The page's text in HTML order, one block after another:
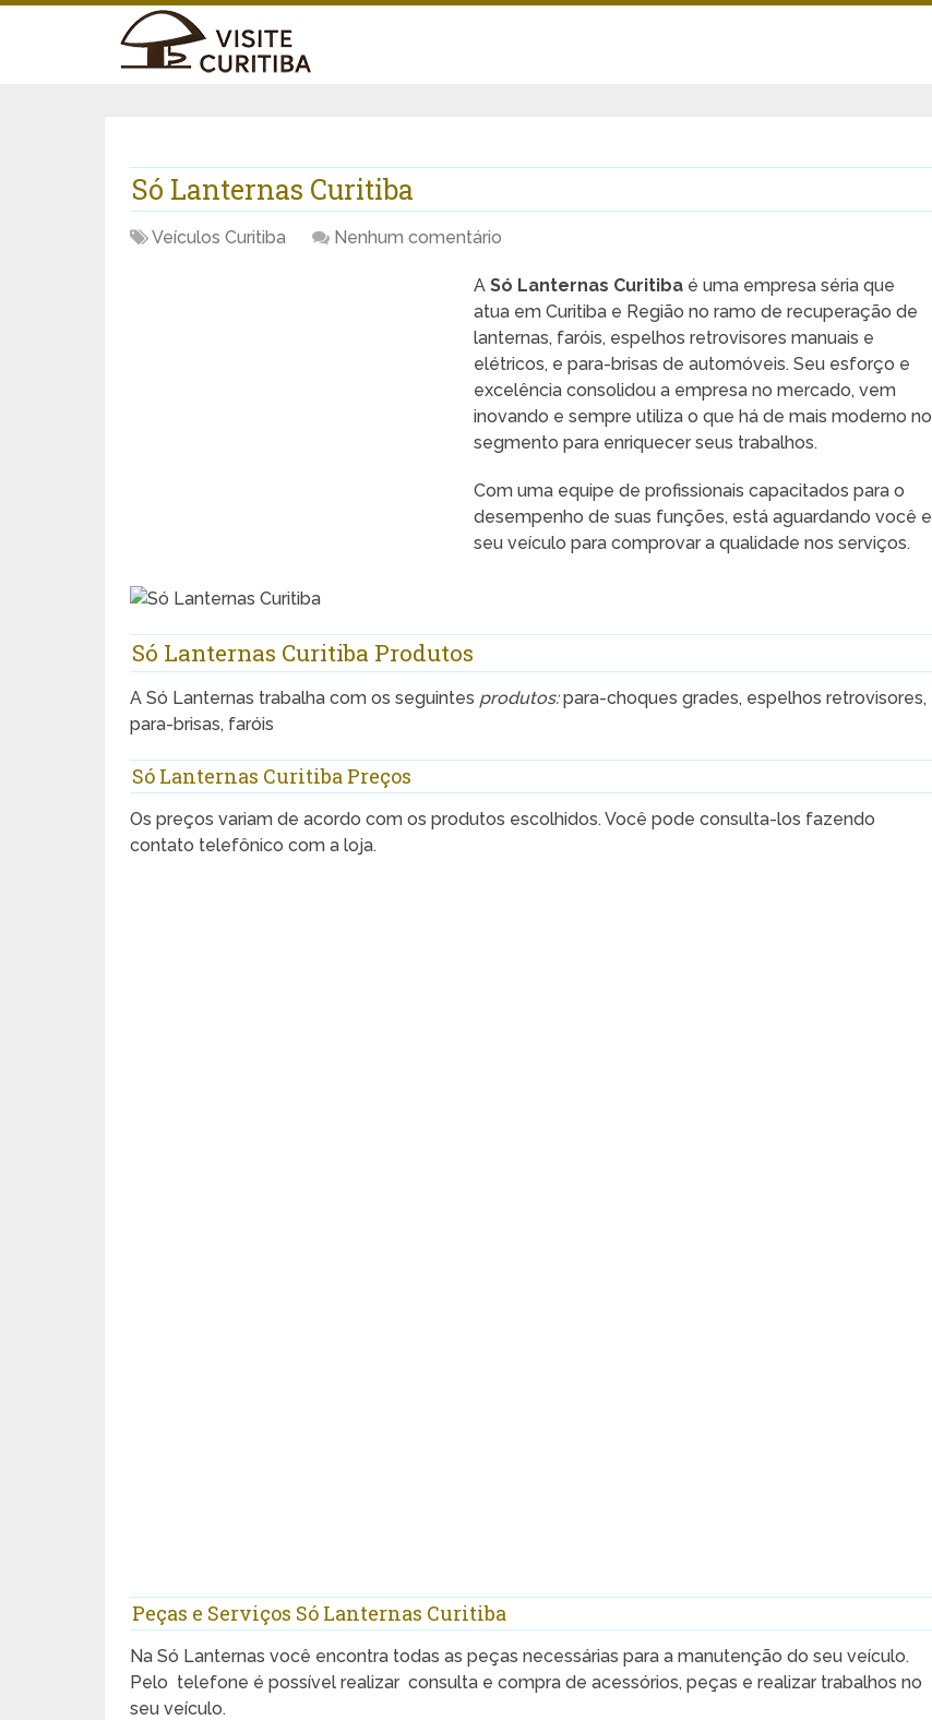
Só Lanternas Curitiba
Veículos Curitiba Nenhum comentário
ASó Lanternas Curitiba é uma empresa séria que
atua em Curitiba e Região no ramo de recuperação de
lanternas, faróis, espelhos retrovisores manuais e
elétricos, e para-brisas de automóveis. Seu esforço e
excelência consolidou a empresa no mercado, vem
inovando e sempre utiliza o que há de mais moderno no
segmento para enriquecer seus trabalhos.
Com uma equipe de profissionais capacitados para o
desempenho de suas funções, está aguardando você e
seu veículo para comprovar a qualidade nos serviços.
Só Lanternas Curitiba Produtos
A Só Lanternas trabalha com os seguintes produtos:para-choques grades, espelhos retrovisores,
para-brisas, faróis
Só Lanternas Curitiba Preços
Os preços variam de acordo com os produtos escolhidos. Você pode consulta-los fazendo
contato telefônico com a loja.
Peças e Serviços Só Lanternas Curitiba
Na Só Lanternas você encontra todas as peças necessárias para a manutenção do seu veículo.
Pelo telefone é possível realizar consulta e compra de acessórios, peças e realizar trabalhos no
seu veículo.